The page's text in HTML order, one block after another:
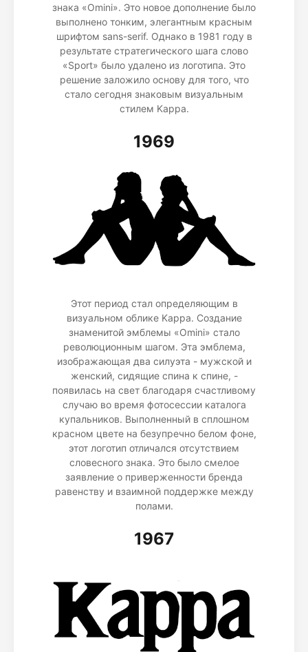
знака «Omini». Это новое дополнение было
выполнено тонким, элегантным красным
шрифтом sans-serif. Однако в 1981 году в
результате стратегического шага слово
«Sport» было удалено из логотипа. Это
решение заложило основу для того, что
стало сегодня знаковым визуальным
стилем Kappa.
1969
Этот период стал определяющим в
визуальном облике Kappa. Создание
знаменитой эмблемы «Omini» стало
революционным шагом. Эта эмблема,
изображающая два силуэта - мужской и
женский, сидящие спина к спине, -
появилась на свет благодаря счастливому
случаю во время фотосессии каталога
купальников. Выполненный в сплошном
красном цвете на безупречно белом фоне,
этот логотип отличался отсутствием
словесного знака. Это было смелое
заявление о приверженности бренда
равенству и взаимной поддержке между
полами.
1967